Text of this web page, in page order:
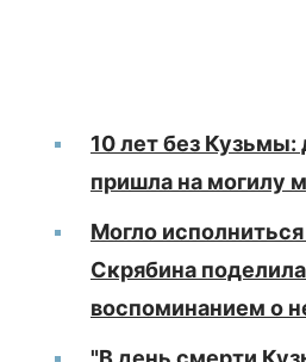
10 лет без Кузьмы:
пришла на могилу
Могло
Скрябина
воспоминанием о